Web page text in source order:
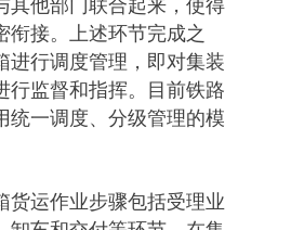
衔接。上述环节完成之
进行调度管理，即对集装
行监督和指挥。目前铁路
统一调度、分级管理的模
运作业步骤包括受理业